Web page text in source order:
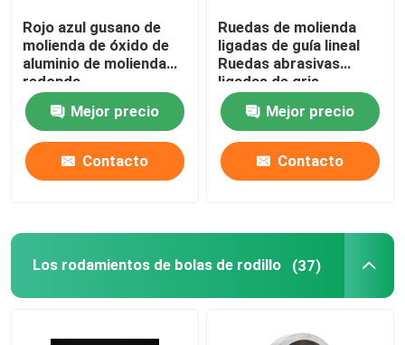
Control de calidad
Contacta con nosotros
Solicitar una cita
Abrasivos industriales
Abrasivos revestidos
Rojo azul gusano de
molienda de óxido de
aluminio de molienda
redonda
Mejor precio
Contacto
Ruedas de molienda
ligadas de guía lineal
Ruedas abrasivas
ligadas de gris
Mejor precio
Contacto
Los rodamientos de bolas de rodillo (37)